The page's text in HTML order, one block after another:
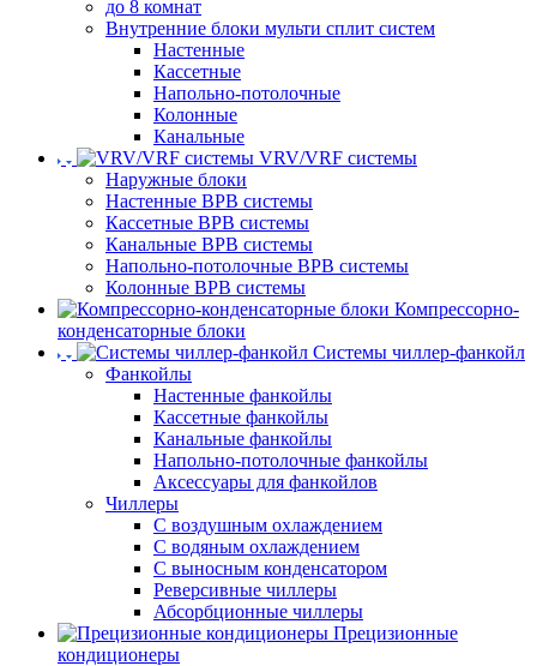
до 8 комнат
Внутренние блоки мульти сплит систем
Настенные
Кассетные
Напольно-потолочные
Колонные
Канальные
VRV/VRF системы
Наружные блоки
Настенные ВРВ системы
Кассетные ВРВ системы
Канальные ВРВ системы
Напольно-потолочные ВРВ системы
Колонные ВРВ системы
Компрессорно-
конденсаторные блоки
Системы чиллер-фанкойл
Фанкойлы
Настенные фанкойлы
Кассетные фанкойлы
Канальные фанкойлы
Напольно-потолочные фанкойлы
Аксессуары для фанкойлов
Чиллеры
С воздушным охлаждением
С водяным охлаждением
С выносным конденсатором
Реверсивные чиллеры
Абсорбционные чиллеры
Прецизионные
кондиционеры